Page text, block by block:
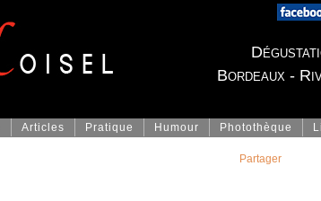
Bordeaux -
Articles Pratique Humour Photothèque
Partager